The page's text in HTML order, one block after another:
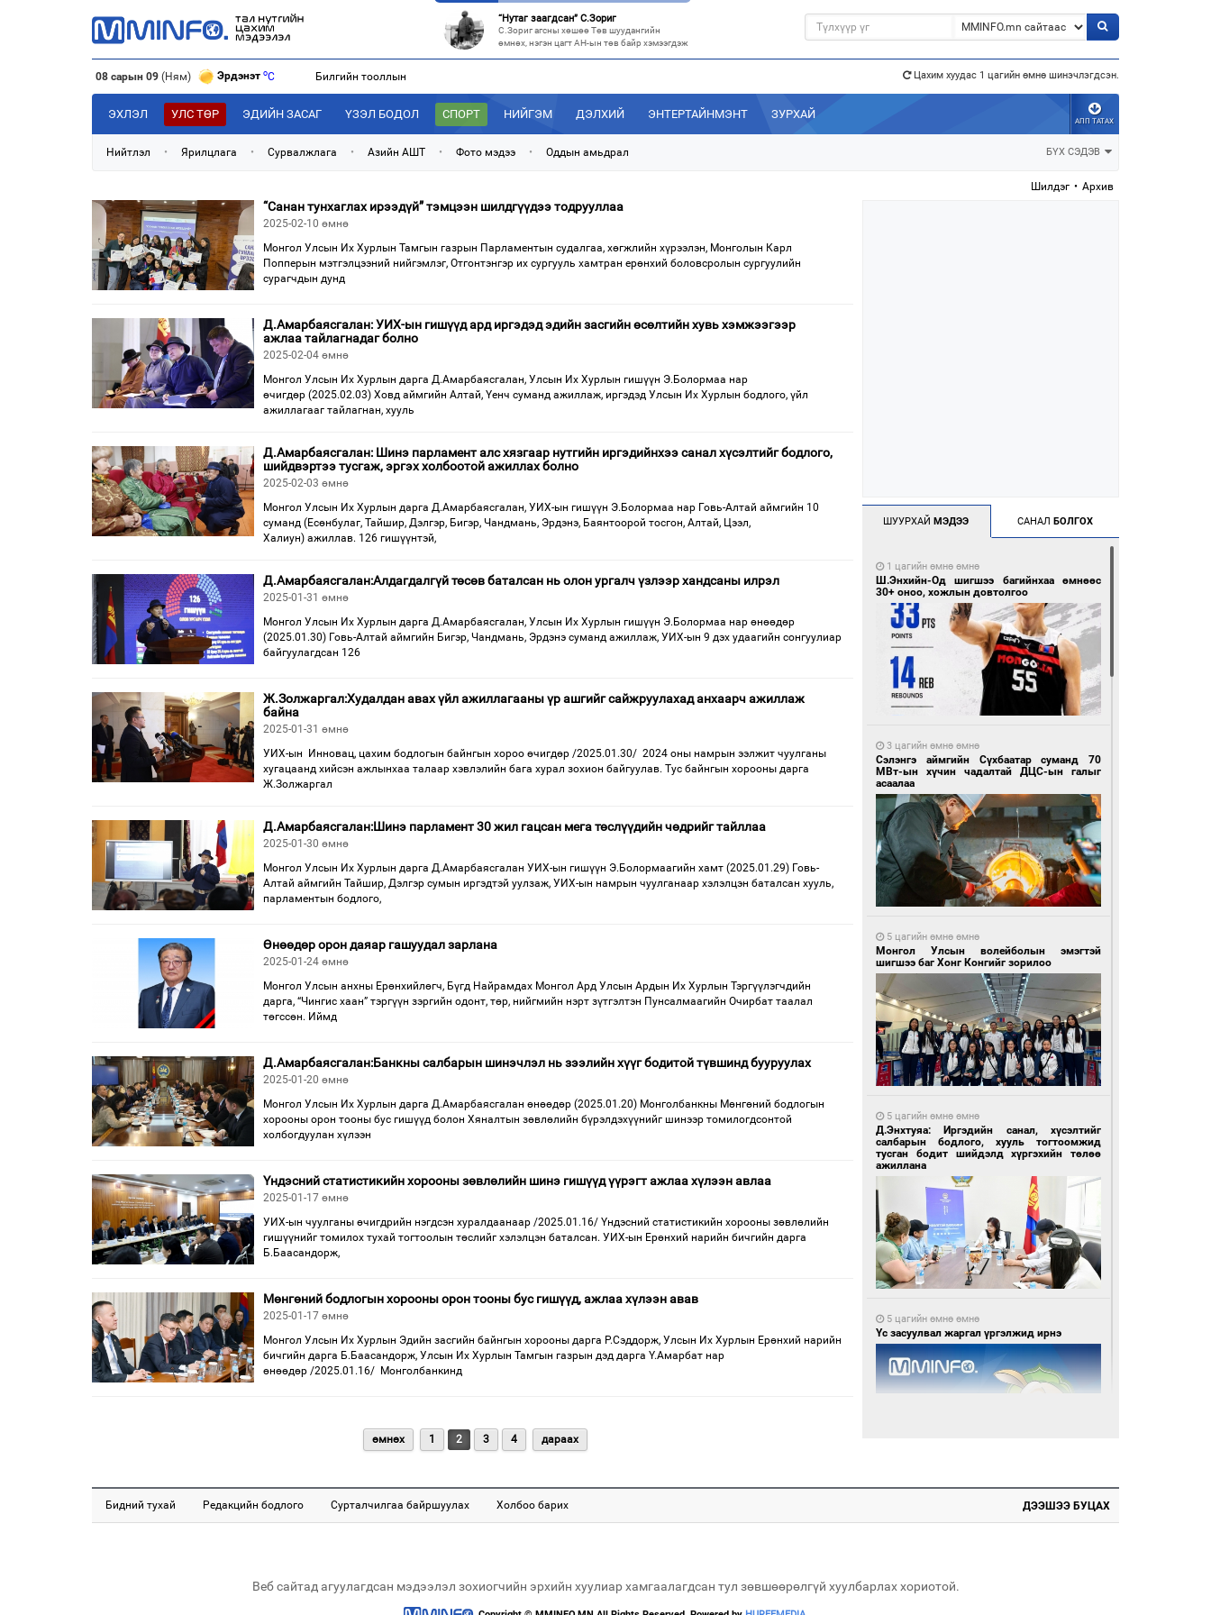
“Нутаг заагдсан” С.Зориг
С.Зориг агсны хөшөө Төв шуудангийн
өмнөх, нэгэн цагт АН-ын төв байр хэмээгдэж
Эрх зүйн үндэслэл нь тодорхойгүй “гадаад элч нарын” томилгоо
Сүүлийн үед Улаанбаатар болон аймгуудаас
дэлхийн хотуудад биет төлөөлөгч
Төв шуудангийн урдах талбайд өнөөдрийг
08 сарын 09 (Ням) Эрдэнэт oC
Улаанбаатар C
Дархан C
Билгийн тооллын Цахим хуудас 1 цагийн өмнө шинэчлэгдсэн.
ЭХЛЭЛ УЛС ТӨР ЭДИЙН ЗАСАГ ҮЗЭЛ БОДОЛ СПОРТ НИЙГЭМ ДЭЛХИЙ ЭНТЕРТАЙНМЭНТ ЗУРХАЙ
АПП ТАТАХ
Нийтлэл • Ярилцлага • Сурвалжлага • Азийн АШТ • Фото мэдээ • Оддын амьдрал БҮХ СЭДЭВ
Шилдэг • Архив
“Санан тунхаглах ирээдүй” тэмцээн шилдгүүдээ тодрууллаа
2025-02-10 өмнө
Монгол Улсын Их Хурлын Тамгын газрын Парламентын судалгаа, хөгжлийн хүрээлэн, Монголын Карл
Попперын мэтгэлцээний нийгэмлэг, Отгонтэнгэр их сургууль хамтран ерөнхий боловсролын сургуулийн
сурагчдын дунд
Д.Амарбаясгалан: УИХ-ын гишүүд ард иргэдэд эдийн засгийн өсөлтийн хувь хэмжээгээр
ажлаа тайлагнадаг болно
2025-02-04 өмнө
Монгол Улсын Их Хурлын дарга Д.Амарбаясгалан, Улсын Их Хурлын гишүүн Э.Болормаа нар
өчигдөр (2025.02.03) Ховд аймгийн Алтай, Үенч суманд ажиллаж, иргэдэд Улсын Их Хурлын бодлого, үйл
ажиллагааг тайлагнан, хууль
Д.Амарбаясгалан: Шинэ парламент алс хязгаар нутгийн иргэдийнхээ санал хүсэлтийг бодлого,
шийдвэртээ тусгаж, эргэх холбоотой ажиллах болно
2025-02-03 өмнө
Монгол Улсын Их Хурлын дарга Д.Амарбаясгалан, УИХ-ын гишүүн Э.Болормаа нар Говь-Алтай аймгийн 10
суманд (Есөнбулаг, Тайшир, Дэлгэр, Бигэр, Чандмань, Эрдэнэ, Баянтоорой тосгон, Алтай, Цээл,
Халиун) ажиллав. 126 гишүүнтэй,
Д.Амарбаясгалан:Алдагдалгүй төсөв баталсан нь олон ургалч үзлээр хандсаны илрэл
2025-01-31 өмнө
Монгол Улсын Их Хурлын дарга Д.Амарбаясгалан, Улсын Их Хурлын гишүүн Э.Болормаа нар өнөөдөр
(2025.01.30) Говь-Алтай аймгийн Бигэр, Чандмань, Эрдэнэ суманд ажиллаж, УИХ-ын 9 дэх удаагийн сонгуулиар
байгуулагдсан 126
Ж.Золжаргал:Худалдан авах үйл ажиллагааны үр ашгийг сайжруулахад анхаарч ажиллаж
байна
2025-01-31 өмнө
УИХ-ын Инновац, цахим бодлогын байнгын хороо өчигдөр /2025.01.30/ 2024 оны намрын ээлжит чуулганы
хугацаанд хийсэн ажлынхаа талаар хэвлэлийн бага хурал зохион байгуулав. Тус байнгын хорооны дарга
Ж.Золжаргал
Д.Амарбаясгалан:Шинэ парламент 30 жил гацсан мега төслүүдийн чөдрийг тайллаа
2025-01-30 өмнө
Монгол Улсын Их Хурлын дарга Д.Амарбаясгалан УИХ-ын гишүүн Э.Болормаагийн хамт (2025.01.29) Говь-
Алтай аймгийн Тайшир, Дэлгэр сумын иргэдтэй уулзаж, УИХ-ын намрын чуулганаар хэлэлцэн баталсан хууль,
парламентын бодлого,
Өнөөдөр орон даяар гашуудал зарлана
2025-01-24 өмнө
Монгол Улсын анхны Ерөнхийлөгч, Бүгд Найрамдах Монгол Ард Улсын Ардын Их Хурлын Тэргүүлэгчдийн
дарга, “Чингис хаан” тэргүүн зэргийн одонт, төр, нийгмийн нэрт зүтгэлтэн Пунсалмаагийн Очирбат таалал
төгссөн. Иймд
Д.Амарбаясгалан:Банкны салбарын шинэчлэл нь зээлийн хүүг бодитой түвшинд бууруулах
2025-01-20 өмнө
Монгол Улсын Их Хурлын дарга Д.Амарбаясгалан өнөөдөр (2025.01.20) Монголбанкны Мөнгөний бодлогын
хорооны орон тооны бус гишүүд болон Хяналтын зөвлөлийн бүрэлдэхүүнийг шинээр томилогдсонтой
холбогдуулан хүлээн
Үндэсний статистикийн хорооны зөвлөлийн шинэ гишүүд үүрэгт ажлаа хүлээн авлаа
2025-01-17 өмнө
УИХ-ын чуулганы өчигдрийн нэгдсэн хуралдаанаар /2025.01.16/ Үндэсний статистикийн хорооны зөвлөлийн
гишүүнийг томилох тухай тогтоолын төслийг хэлэлцэн баталсан. УИХ-ын Ерөнхий нарийн бичгийн дарга
Б.Баасандорж,
Мөнгөний бодлогын хорооны орон тооны бус гишүүд, ажлаа хүлээн авав
2025-01-17 өмнө
Монгол Улсын Их Хурлын Эдийн засгийн байнгын хорооны дарга Р.Сэддорж, Улсын Их Хурлын Ерөнхий нарийн
бичгийн дарга Б.Баасандорж, Улсын Их Хурлын Тамгын газрын дэд дарга Ү.Амарбат нар
өнөөдөр /2025.01.16/ Монголбанкинд
өмнөх 1 2 3 4 дараах
ШУУРХАЙМЭДЭЭ САНАЛБОЛГОХ
1 цагийн өмнө өмнө
Ш.Энхийн-Од шигшээ багийнхаа өмнөөс
30+ оноо, хожлын довтолгоо
3 цагийн өмнө өмнө
Сэлэнгэ аймгийн Сүхбаатар суманд 70
МВт-ын хүчин чадалтай ДЦС-ын галыг
асаалаа
5 цагийн өмнө өмнө
Монгол Улсын волейболын эмэгтэй
шигшээ баг Хонг Конгийг зорилоо
5 цагийн өмнө өмнө
Д.Энхтуяа: Иргэдийн санал, хүсэлтийг
салбарын бодлого, хууль тогтоомжид
тусган бодит шийдэлд хүргэхийн төлөө
ажиллана
5 цагийн өмнө өмнө
Үс засуулвал жаргал үргэлжид ирнэ
5 цагийн өмнө өмнө
Бороо орно, өдөртөө 24-26 хэм дулаан
Бидний тухай Редакцийн бодлого Сурталчилгаа байршуулах Холбоо барих ДЭЭШЭЭ БУЦАХ
Веб сайтад агуулагдсан мэдээлэл зохиогчийн эрхийн хуулиар хамгаалагдсан тул зөвшөөрөлгүй хуулбарлах хориотой.